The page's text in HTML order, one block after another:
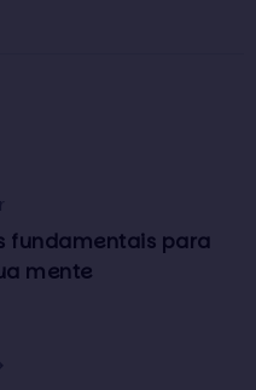
fundamentais para
mente